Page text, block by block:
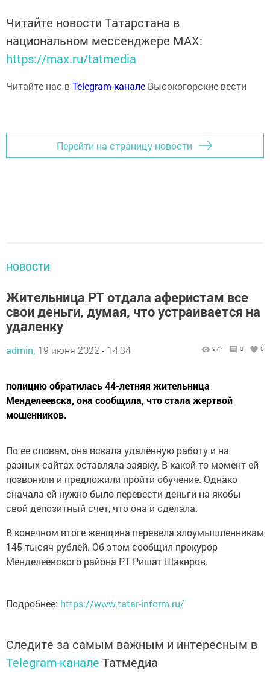
Читайте новости Татарстана в
национальном мессенджере MАХ:
https://max.ru/tatmedia
Читайте нас вTelegram-канале Высокогорские вести
Перейти на страницу новости
НОВОСТИ
Жительница РТ отдала аферистам все
свои деньги, думая, что устраивается на
удаленку
admin, 19 июня 2022 - 14:34 977 0 0
полицию обратилась 44-летняя жительница
Менделеевска, она сообщила, что стала жертвой
мошенников.
По ее словам, она искала удалённую работу и на
разных сайтах оставляла заявку. В какой-то момент ей
позвонили и предложили пройти обучение. Однако
сначала ей нужно было перевести деньги на якобы
свой депозитный счет, что она и сделала.
В конечном итоге женщина перевела злоумышленникам
145 тысяч рублей. Об этом сообщил прокурор
Менделеевского района РТ Ришат Шакиров.
Подробнее: https://www.tatar-inform.ru/
Следите за самым важным и интересным в
Telegram-канале Татмедиа